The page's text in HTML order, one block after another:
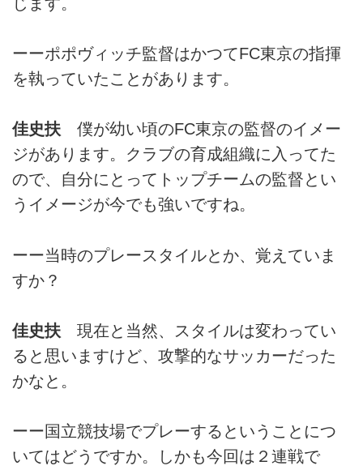
ーーポポヴィッチ監督はかつてFC東京の指揮
を執っていたことがあります。
佳史扶 僕が幼い頃のFC東京の監督のイメー
ジがあります。クラブの育成組織に入ってた
ので、自分にとってトップチームの監督とい
うイメージが今でも強いですね。
ーー当時のプレースタイルとか、覚えていま
すか？
佳史扶 現在と当然、スタイルは変わってい
ると思いますけど、攻撃的なサッカーだった
かなと。
ーー国立競技場でプレーするということにつ
いてはどうですか。しかも今回は２連戦で